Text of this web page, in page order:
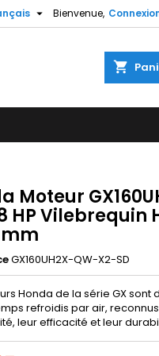
Bienvenue,

shopping_cart
Moteur
HP Vilebrequin
mm
GX160UH2X-QW-X2-SD
Honda de la série GX
refroidis par air,
leur efficacité et leur